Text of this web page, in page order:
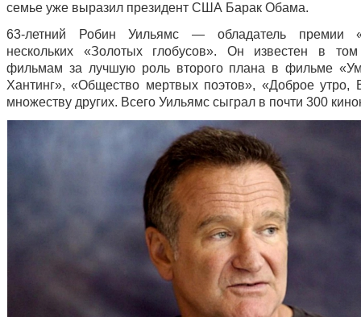
семье уже выразил президент США Барак Обама.
63-летний Робин Уильямс — обладатель премии
нескольких «Золотых глобусов». Он известен в
фильмам за лучшую роль второго плана в фильме
Хантинг», «Общество мертвых поэтов», «Доброе утро,
множеству других. Всего Уильямс сыграл в почти 300